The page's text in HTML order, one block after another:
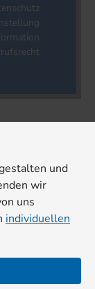
und
wir
uns
individuellen